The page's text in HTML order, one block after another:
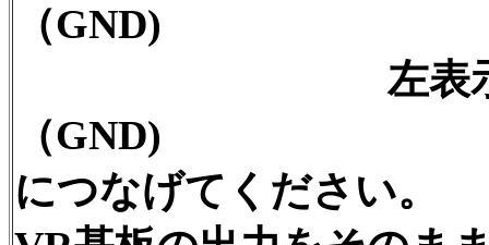
（GND)
左表示はCN11
（GND)
につなげてください。